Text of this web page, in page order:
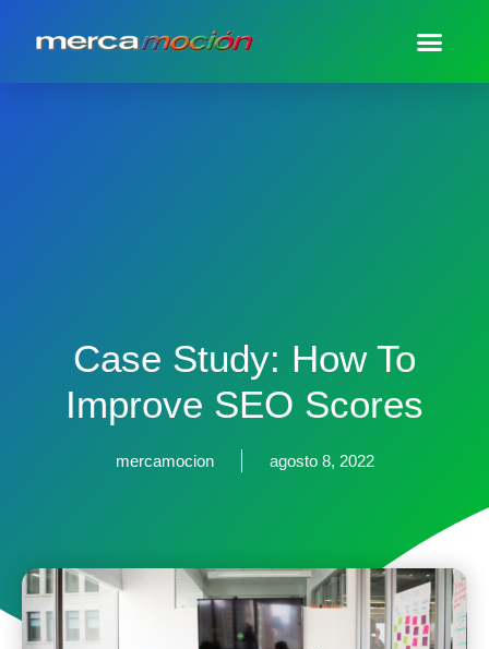
Case Study: How To
Improve SEO Scores
mercamocion agosto 8, 2022